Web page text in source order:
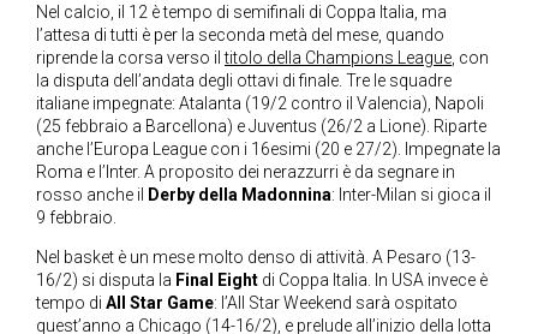
Nel calcio, il 12 è tempo di semifinali di Coppa Italia, ma
l’attesa di tutti è per la seconda metà del mese, quando
riprende la corsa verso iltitolo della Champions League , con
la disputa dell’andata degli ottavi di finale. Tre le squadre
italiane impegnate: Atalanta (19/2 contro il Valencia), Napoli
(25 febbraio a Barcellona) e Juventus (26/2 a Lione). Riparte
anche l’Europa League con i 16esimi (20 e 27/2). Impegnate la
Roma e l’Inter. A proposito dei nerazzurri è da segnare in
rosso anche il
Derby della Madonnina: Inter-Milan si gioca il
9 febbraio.
Nel basket è un mese molto denso di attività. A Pesaro (13-
16/2) si disputa la Final Eight di Coppa Italia. In USA invece è
tempo di All Star Game: l’All Star Weekend sarà ospitato
quest’anno a Chicago (14-16/2), e prelude all’inizio della lotta